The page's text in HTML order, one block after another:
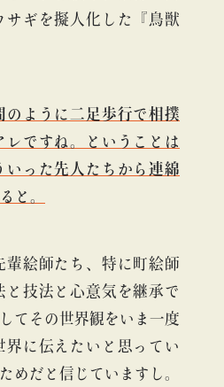
サギを擬人化した『鳥獣
のように二足歩行で相撲
レですね。ということは
いった先人たちから連綿
と。
絵師たち、特に町絵師
と技法と心意気を継承で
てその世界観をいま一度
に伝えたいと思ってい
めだと信じていますし。